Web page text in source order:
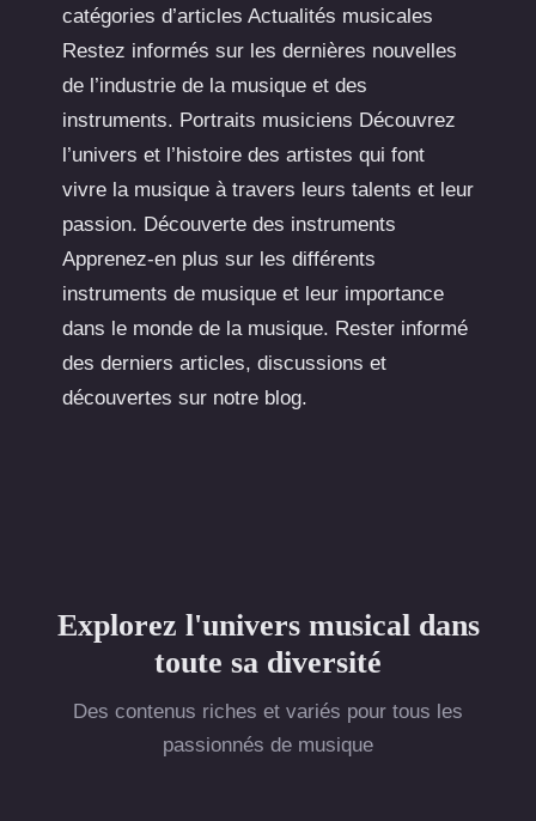
catégories d’articles Actualités musicales
Restez informés sur les dernières nouvelles
de l’industrie de la musique et des
instruments. Portraits musiciens Découvrez
l’univers et l’histoire des artistes qui font
vivre la musique à travers leurs talents et leur
passion. Découverte des instruments
Apprenez-en plus sur les différents
instruments de musique et leur importance
dans le monde de la musique. Rester informé
des derniers articles, discussions et
découvertes sur notre blog.
Explorez l'univers musical dans
toute sa diversité
Des contenus riches et variés pour tous les
passionnés de musique